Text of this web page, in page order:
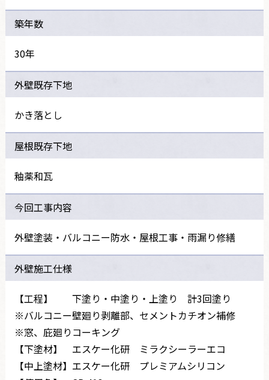
築年数
30年
外壁既存下地
かき落とし
屋根既存下地
釉薬和瓦
今回工事内容
外壁塗装・バルコニー防水・屋根工事・雨漏り修繕
外壁施工仕様
【工程】 下塗り・中塗り・上塗り 計3回塗り
※バルコニー壁廻り剥離部、セメントカチオン補修
※窓、庇廻りコーキング
【下塗材】 エスケー化研 ミラクシーラーエコ
【中上塗材】エスケー化研 プレミアムシリコン